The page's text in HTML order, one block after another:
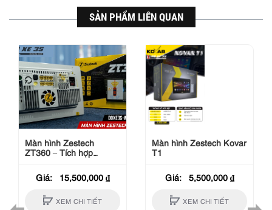
SẢN PHẨM LIÊN QUAN
Màn hình Zestech
ZT360 – Tích hợp
Giá:
15,500,000 ₫
XEM CHI TIẾT
Màn hình Zestech Kovar
T1
Giá: 5,500,000 ₫
XEM CHI TIẾT